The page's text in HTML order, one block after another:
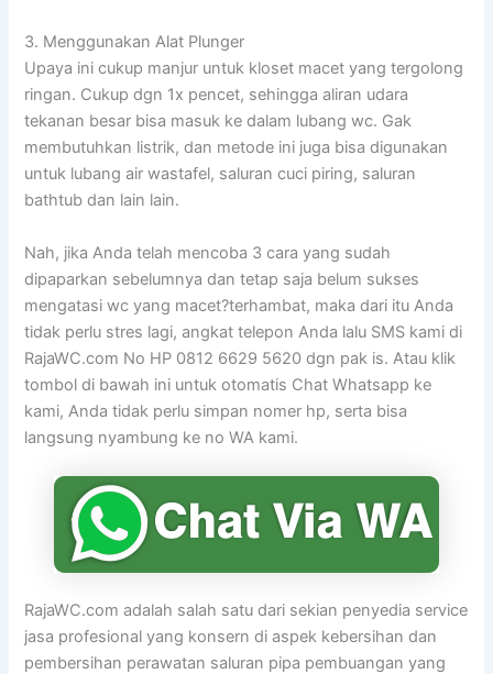
3. Menggunakan Alat Plunger
Upaya ini cukup manjur untuk kloset macet yang tergolong
ringan. Cukup dgn 1x pencet, sehingga aliran udara
tekanan besar bisa masuk ke dalam lubang wc. Gak
membutuhkan listrik, dan metode ini juga bisa digunakan
untuk lubang air wastafel, saluran cuci piring, saluran
bathtub dan lain lain.
Nah, jika Anda telah mencoba 3 cara yang sudah
dipaparkan sebelumnya dan tetap saja belum sukses
mengatasi wc yang macet?terhambat, maka dari itu Anda
tidak perlu stres lagi, angkat telepon Anda lalu SMS kami di
RajaWC.com No HP 0812 6629 5620 dgn pak is. Atau klik
tombol di bawah ini untuk otomatis Chat Whatsapp ke
kami, Anda tidak perlu simpan nomer hp, serta bisa
langsung nyambung ke no WA kami.
RajaWC.com adalah salah satu dari sekian penyedia service
jasa profesional yang konsern di aspek kebersihan dan
pembersihan perawatan saluran pipa pembuangan yang